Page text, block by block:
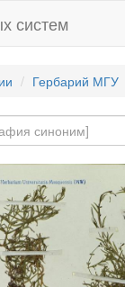
систем
Гербарий МГУ